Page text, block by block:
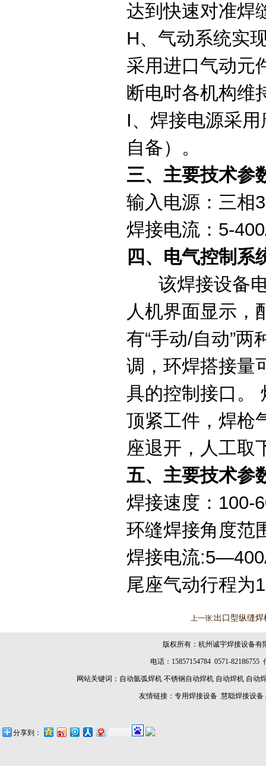
达到快速对准焊
H、气动系统实
采用进口气动元
断电时各机构维
I、焊接电源采
自备）。
三、主要技术参
输入电源：三
焊接电流：
四、电气控制系
该焊接设备电
人机界面显示，
有“手动/自动”
调，环焊搭接量
具的控制接口。
顶紧工件，焊枪
座退开，人工取
五、主要技术参
焊接速度：100-
环缝焊接角度范
焊接电流:5—
尾座气动行程为
上一张:出口型纵缝焊
版权所有：杭州诚宇焊接设备
电话：15857154784 0571-
网站关键词： 自动氩弧焊机 不锈钢自动焊机 自动焊机 自动
友情链接： 专用焊接设备 慧聪焊接设备
分享到：